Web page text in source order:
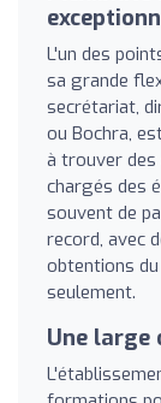
L'un des
sa grande
secrétariat,
ou Bochra,
à trouver des
chargés des
souvent de
record, avec
obtentions
seulement.
Une large